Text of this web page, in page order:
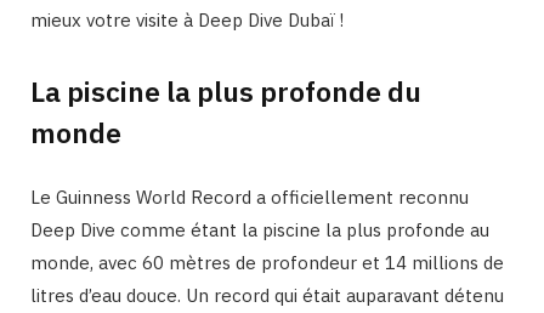
mieux votre visite à Deep Dive Dubaï !
La piscine la plus profonde du
monde
Le Guinness World Record a officiellement reconnu
Deep Dive comme étant la piscine la plus profonde au
monde, avec 60 mètres de profondeur et 14 millions de
litres d’eau douce. Un record qui était auparavant détenu